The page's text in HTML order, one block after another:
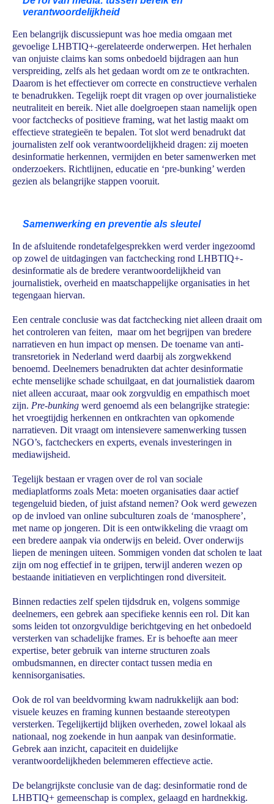
verantwoordelijkheid
Een belangrijk discussiepunt was hoe media omgaan met
gevoelige LHBTIQ+-gerelateerde onderwerpen. Het herhalen
van onjuiste claims kan soms onbedoeld bijdragen aan hun
verspreiding, zelfs als het gedaan wordt om ze te ontkrachten.
Daarom is het effectiever om correcte en constructieve verhalen
te benadrukken. Tegelijk roept dit vragen op over journalistieke
neutraliteit en bereik. Niet alle doelgroepen staan namelijk open
voor factchecks of positieve framing, wat het lastig maakt om
effectieve strategieën te bepalen. Tot slot werd benadrukt dat
journalisten zelf ook verantwoordelijkheid dragen: zij moeten
desinformatie herkennen, vermijden en beter samenwerken met
onderzoekers. Richtlijnen, educatie en ‘pre-bunking’ werden
gezien als belangrijke stappen vooruit.
Samenwerking en preventie als sleutel
In de afsluitende rondetafelgesprekken werd verder ingezoomd
op zowel de uitdagingen van factchecking rond LHBTIQ+-
desinformatie als de bredere verantwoordelijkheid van
journalistiek, overheid en maatschappelijke organisaties in het
tegengaan hiervan.
Een centrale conclusie was dat factchecking niet alleen draait om
het controleren van feiten, maar om het begrijpen van bredere
narratieven en hun impact op mensen. De toename van anti-
transretoriek in Nederland werd daarbij als zorgwekkend
benoemd. Deelnemers benadrukten dat achter desinformatie
echte menselijke schade schuilgaat, en dat journalistiek daarom
niet alleen accuraat, maar ook zorgvuldig en empathisch moet
zijn. Pre-bunking werd genoemd als een belangrijke strategie:
het vroegtijdig herkennen en ontkrachten van opkomende
narratieven. Dit vraagt om intensievere samenwerking tussen
NGO’s, factcheckers en experts, evenals investeringen in
mediawijsheid.
Tegelijk bestaan er vragen over de rol van sociale
mediaplatforms zoals Meta: moeten organisaties daar actief
tegengeluid bieden, of juist afstand nemen? Ook werd gewezen
op de invloed van online subculturen zoals de ‘manosphere’,
met name op jongeren. Dit is een ontwikkeling die vraagt om
een bredere aanpak via onderwijs en beleid. Over onderwijs
liepen de meningen uiteen. Sommigen vonden dat scholen te laat
zijn om nog effectief in te grijpen, terwijl anderen wezen op
bestaande initiatieven en verplichtingen rond diversiteit.
Binnen redacties zelf spelen tijdsdruk en, volgens sommige
deelnemers, een gebrek aan specifieke kennis een rol. Dit kan
soms leiden tot onzorgvuldige berichtgeving en het onbedoeld
versterken van schadelijke frames. Er is behoefte aan meer
expertise, beter gebruik van interne structuren zoals
ombudsmannen, en directer contact tussen media en
kennisorganisaties.
Ook de rol van beeldvorming kwam nadrukkelijk aan bod:
visuele keuzes en framing kunnen bestaande stereotypen
versterken. Tegelijkertijd blijken overheden, zowel lokaal als
nationaal, nog zoekende in hun aanpak van desinformatie.
Gebrek aan inzicht, capaciteit en duidelijke
verantwoordelijkheden belemmeren effectieve actie.
De belangrijkste conclusie van de dag: desinformatie rond de
LHBTIQ+ gemeenschap is complex, gelaagd en hardnekkig.